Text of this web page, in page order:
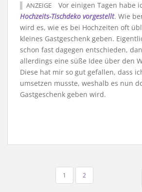
ANZEIGE Vor einigen Tagen habe
Hochzeits-Tischdeko vorgestellt. Wie
wird es, wie es bei Hochzeiten oft
kleines Gastgeschenk geben.
schon fast dagegen entschieden,
allerdings eine süße Idee über den
Diese hat mir so gut gefallen, dass
umsetzen musste, weshalb es nun
Gastgeschenk geben wird.
1 2